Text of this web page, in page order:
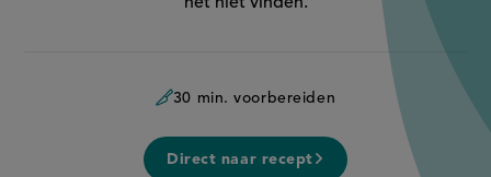
sla'
30 min. voorbereiden
Direct naar recept